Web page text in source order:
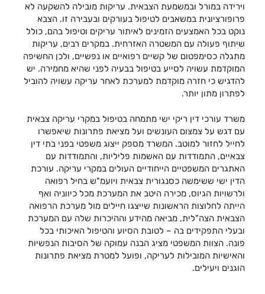
וירידה במורל ובמשמעת הצבאית. עריקות מובילה להשקעה לא
פרופורציונית במשאבים לטיפול בעורקים ובעבירה זו. הצבא
נוקט בכל האמצעים הזמינים לאיתור עריקים וטיפול בהם, כולל
שיתוף פעולה עם המשטרה האזרחית. במקרים רבים, עריקות
מתגלה כסימפטום של קשיים רפואיים או נפשיים, ולכן החשיפה
המוקדמת עשויה לסייע בטיפול בבעיה לפני שהיא מחמירה. יש
להדגיש כי חזרה מוקדמת למערכת לאחר עריקה עשויה להוביל
לפתרון מתון יותר.
משרד עורכי דין ריקי ישי מתמחה בטיפול במקרי עריקה צבאית
עם דגש על צמצום העונשים ועל מציאת פתרונות שיאפשרו
לחייל לחזור למוטב. המשרד מספק ייצוג משפטי בפני בתי דין
צבאיים, התמודדות עם האשמות פליליות, והתמודדות עם
האתגרים המשפטיים הייחודיים העולים במקרי עריקה. עורכת
הדין ישי ששימשה כסנגורית צבאית ויועמ"ש בחיל רפואה
ולרשויות הגיוס, מכירה היטב את המערכת מכל כיווניה ואף
הייתה לחלוצות הראשונות שייצגו חיילים מול מערכת הרפואה
הצבאית הצה"לית, מביאה מהידע וההיכרות שלה עם המערכת
ובעלי התפקידים בה – לטובת הסיוע והטיפול האיכותי בכל
פונה. הצוות המשפטי מציג הבנה עמוקה של הסיבות הנפשיות
והאישיות המובילות לעריקה, ופועל למטרת מציאת פתרונות
הוגנים ויעילים.